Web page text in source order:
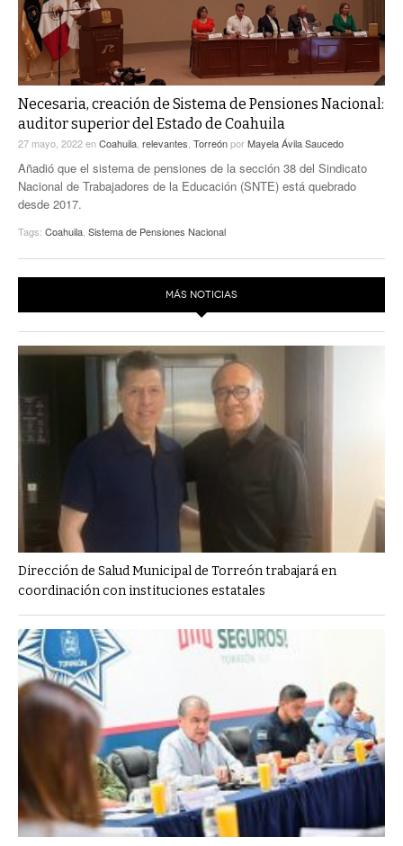
TRAYECTO LAGUNA
A MEDIA MAÑANA
A TODA LEY
ENTRE LAGUNEROS
TWEETS AND BEATS
LA MEJOR 97.1 ESTÉREO GALLITO
ACTUALIDADES GREM
PULSO
LA MEJOR INFORMACIÓN
Necesaria, creación de Sistema de Pensiones Nacional:
auditor superior del Estado de Coahuila
27 mayo, 2022enCoahuila relevantes TorreónporMayela Ávila Saucedo
Añadió que el sistema de pensiones de la sección 38 del Sindicato
Nacional de Trabajadores de la Educación (SNTE) está quebrado
desde 2017.
Tags: Coahuila Sistema de Pensiones Nacional
MÁS NOTICIAS
Dirección de Salud Municipal de Torreón trabajará en
coordinación con instituciones estatales